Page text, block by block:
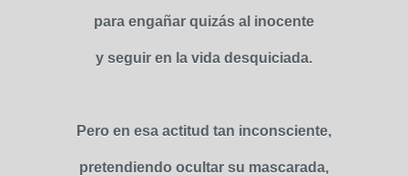
para engañar quizás al inocente
y seguir en la vida desquiciada.
Pero en esa actitud tan inconsciente,
pretendiendo ocultar su mascarada,